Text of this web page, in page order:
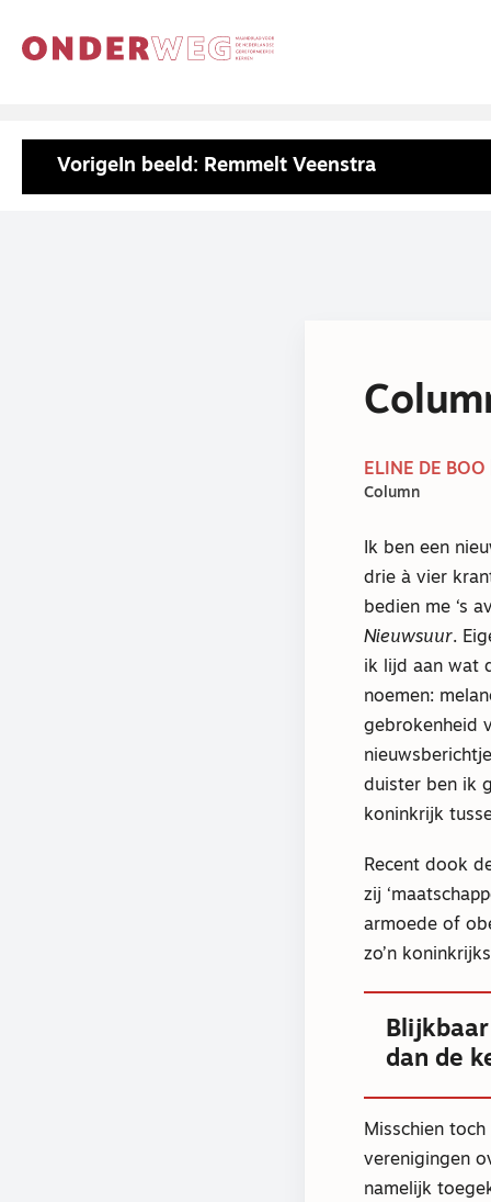
VorigeIn beeld: Remmelt Veenstra
ELINE DE
Column
Ik ben een
drie à vier
bedien me ‘s
Nieuwsuur.
ik lijd aan wat
noemen:
gebrokenheid
duister ben ik
koninkrijk
Recent dook
zij
armoede of
zo’n
dan de
Misschien
verenigingen
namelijk